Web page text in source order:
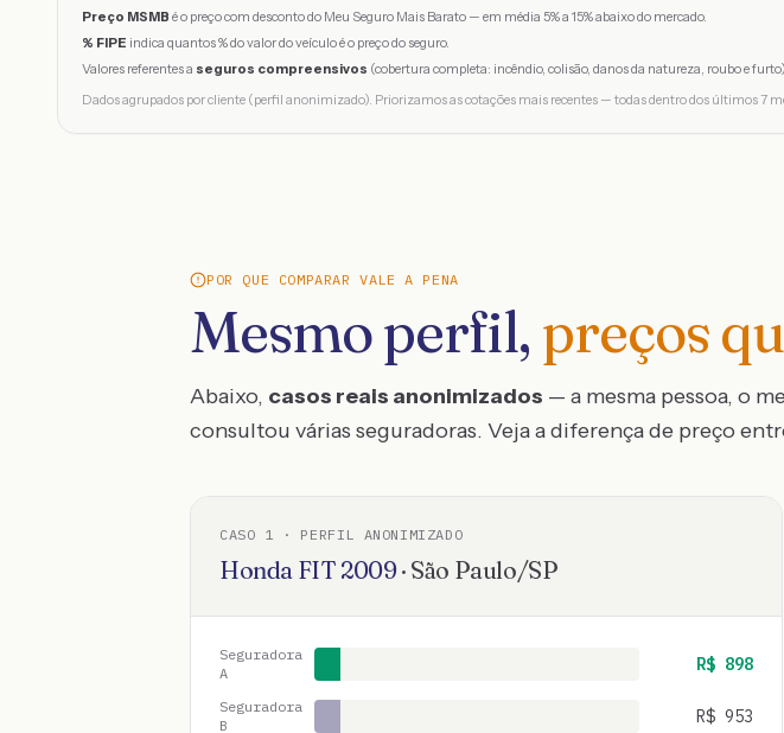
Preço MSMB é o preço com desconto do Meu Seguro Mais Barato — em média 5% a 15% abaixo do mercado.
% FIPE indica quantos % do valor do veículo é o preço do seguro.
Valores referentes a seguros compreensivos (cobertura completa: incêndio, colisão, danos da natureza, roubo e
Dados agrupados por cliente (perfil anonimizado). Priorizamos as cotações mais recentes — todas dentro dos últimos 7
POR QUE COMPARAR VALE A PENA
Mesmo perfil, preços
Abaixo, casos reais anonimizados — a mesma pessoa, o
consultou várias seguradoras. Veja a diferença de preço
CASO 1 · PERFIL ANONIMIZADO
Honda FIT 2009· São Paulo/SP
Seguradora
A
R$ 898
Seguradora
B
R$ 953